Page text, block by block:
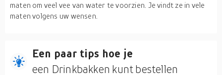
maten om veel vee van water te voorzien. Je vindt ze in vele
maten volgens uw wensen.
Een paar tips hoe je
een Drinkbakken kunt bestellen